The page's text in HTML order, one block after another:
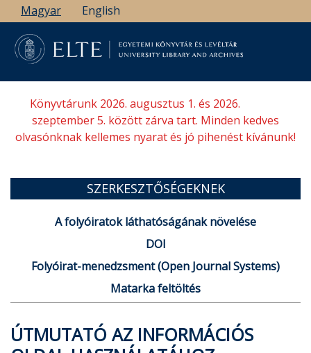
Ugrás
a
tartalomra
Magyar English
Könyvtárunk 2026. augusztus 1. és 2026.
szeptember 5. között zárva tart. Minden kedves
olvasónknak kellemes nyarat és jó pihenést kívánunk!
SZERKESZTŐSÉGEKNEK
A folyóiratok láthatóságának növelése
DOI
Folyóirat-menedzsment (Open Journal Systems)
Matarka feltöltés
ÚTMUTATÓ AZ INFORMÁCIÓS